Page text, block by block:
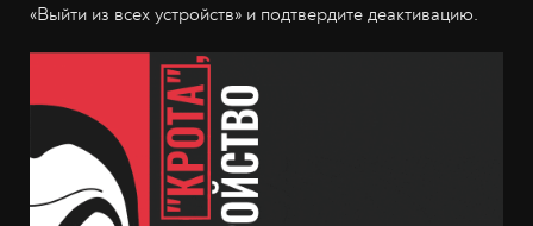
«Выйти из всех устройств» и подтвердите деактивацию.